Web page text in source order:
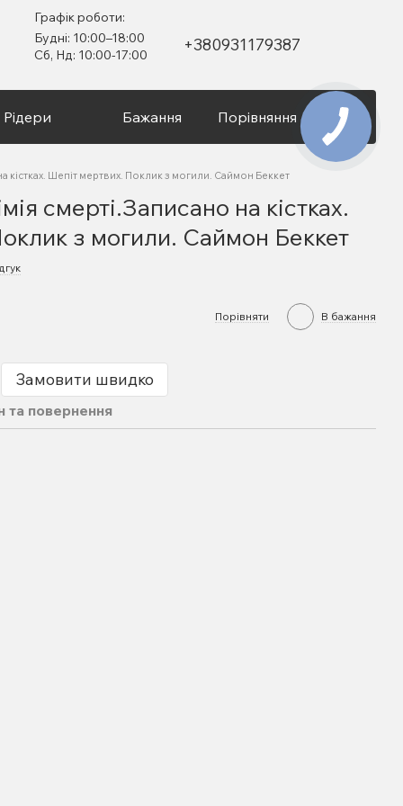
Графік роботи:
Будні: 10:00–18:00
Сб, Нд: 10:00-17:00
+380931179387
Рідери Бажання Порівняння Вхід
кістках. Шепіт мертвих. Поклик з могили. Саймон Беккет
смерті.Записано на кістках.
з могили. Саймон Беккет
Порівняти В бажання
Замовити швидко
та повернення